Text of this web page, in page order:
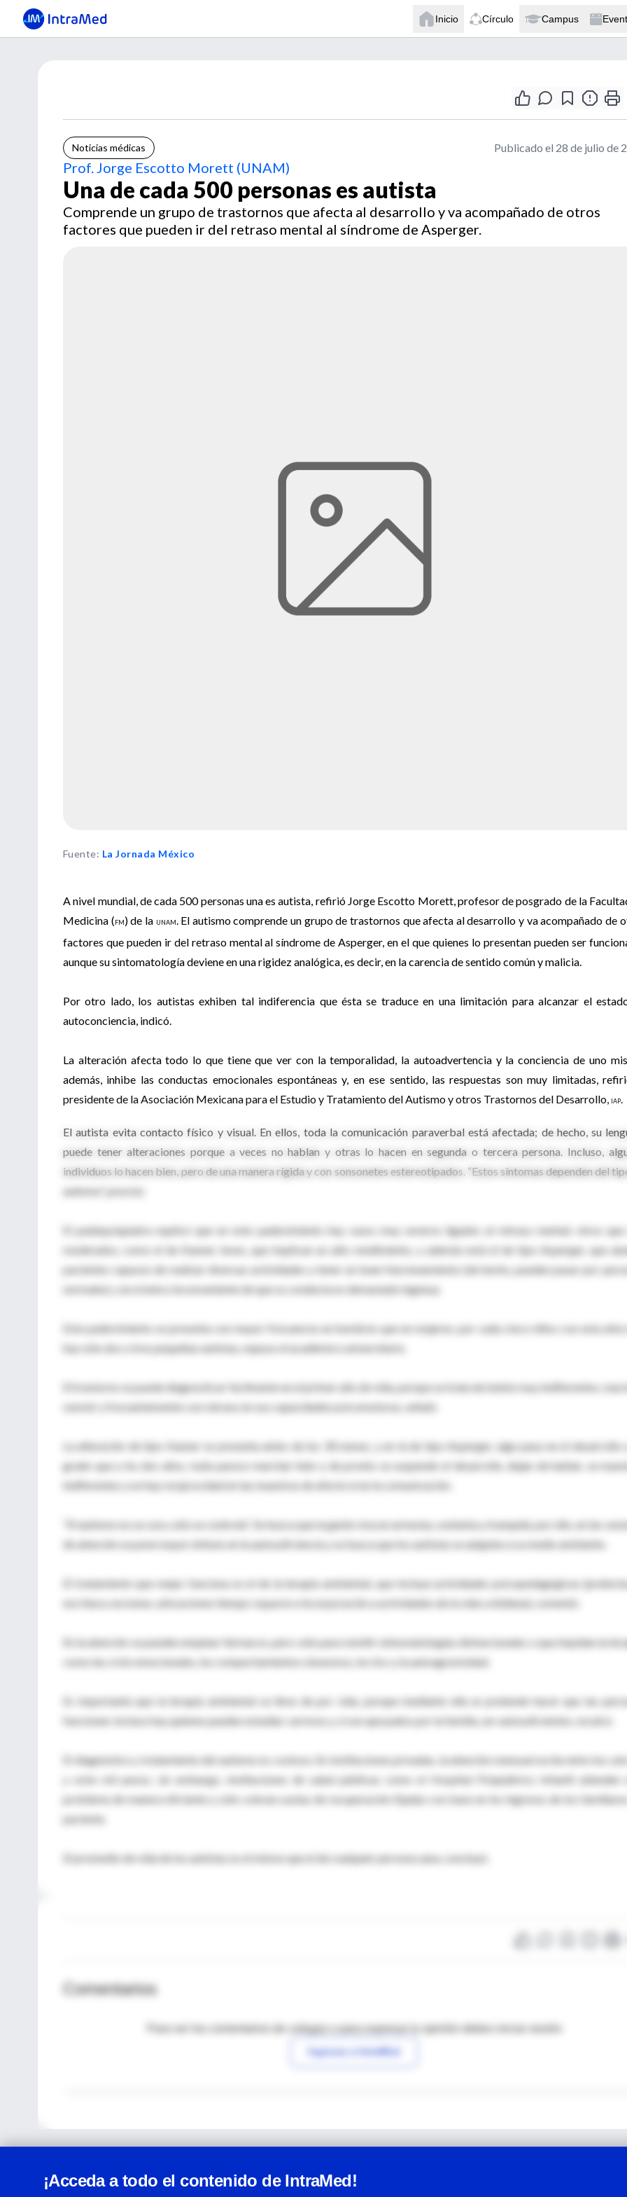
Inicio Círculo Campus
Noticias médicas Publicado el 28 de julio de
Prof. Jorge Escotto Morett (UNAM)
Una de cada 500 personas es autista
Comprende un grupo de trastornos que afecta al desarrollo y va acompañado de otros
factores que pueden ir del retraso mental al síndrome de Asperger.
Fuente: La Jornada México
A nivel mundial, de cada 500 personas una es autista, refirió Jorge Escotto Morett, profesor de posgrado de la
Medicina (FM) de la UNAM
. El autismo comprende un grupo de trastornos que afecta al desarrollo y va acompañado de
factores que pueden ir del retraso mental al síndrome de Asperger, en el que quienes lo presentan pueden ser
aunque su sintomatología deviene en una rigidez analógica, es decir, en la carencia de sentido común y malicia.
Por otro lado, los autistas exhiben tal indiferencia que ésta se traduce en una limitación para alcanzar el
autoconciencia, indicó.
La alteración afecta todo lo que tiene que ver con la temporalidad, la autoadvertencia y la conciencia de uno
además, inhibe las conductas emocionales espontáneas y, en ese sentido, las respuestas son muy limitadas,
presidente de la Asociación Mexicana para el Estudio y Tratamiento del Autismo y otros Trastornos del Desarrollo,
IAP
El autista evita contacto físico y visual. En ellos, toda la comunicación paraverbal está afectada; de hecho, su
puede tener alteraciones porque a veces no hablan y otras lo hacen en segunda o tercera persona. Incluso,
individuos lo hacen bien, pero de una manera rígida y con sonsonetes estereotipados. “Estos síntomas dependen del
autismo”, precisó.
El paidopsiquiatra explicó que en este padecimiento hay casos muy severos ligados al retraso mental; otros que
moderados, como el de Kanner; leves, que implican un alto rendimiento, y además está el de tipo Asperger, que
pacientes capaces de realizar diversas actividades y tener un buen funcionamiento (de hecho, pueden pasar por
normales), con el único inconveniente de que su conducta es demasiado ingenua.
Este padecimiento se presenta con mayor frecuencia en hombres que en mujeres; por cada cinco niños con esta
hay sólo dos o tres pequeñas autistas, expuso el académico universitario.
El trastorno se puede diagnosticar fácilmente en el primer año de vida, porque se trata de bebés muy indiferentes,
sonreír y frecuentemente con retraso en sus capacidades psicomotoras, señaló.
La alteración de tipo Kanner se presenta antes de los 30 meses, y en la de tipo Asperger, algo pasa en el desarrollo
grado que a los dos años, todo parece marchar bien y de pronto se suspende el desarrollo, dejan de hablar, se
indiferentes y no hay reciprocidad en las muestras de afecto ni en la comunicación.
“El autismo no se cura, sólo se controla”. Se busca que la gente viva en armonía, contenta y tranquila; por ello, en las
de atención se pone mayor énfasis en la autosuficiencia y se busca que los autistas se adapten a su medio ambiente.
El tratamiento que mejor funciona es el de la terapia ambiental, que incluye actividades psicopedagógicas
escritura, nociones, ubicaciones tiempo-espacio e incorporación a actividades de la vida cotidiana), comentó.
En la atención se pueden emplear fármacos, pero sólo para remitir sintomatologías disfuncionales o que impidan la
como las crisis emocionales, los comportamientos obsesivos, los tics y la autoagresividad.
Es importante que la terapia ambiental se lleve de por vida, porque mediante ella se pretende hacer que las
funcionen; incluso hay quienes pueden estudiar carreras y, si son apoyados por la familia, ser autosuficientes, recalcó.
El diagnóstico y tratamiento del autismo es costoso. En instituciones privadas, la atención mensual oscila entre los seis
y ocho mil pesos; sin embargo, instituciones de salud públicas como el Hospital Psiquiátrico Infantil atienden
problema de manera eficiente y sólo cobran cuotas de recuperación fijadas con base en los ingresos de los
paciente.
El promedio de vida de los autistas es el mismo que el de cualquier persona sana, concluyó.
Comentarios
Para ver los comentarios de colegas o para expresar tu opinión debes iniciar sesión
Ingresar a IntraMed
¡Acceda a todo el contenido de IntraMed!